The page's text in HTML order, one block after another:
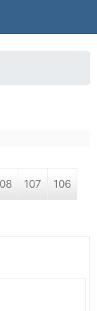
107 106